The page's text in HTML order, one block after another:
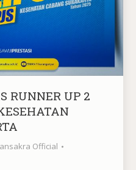
RUNNER UP 2
Official